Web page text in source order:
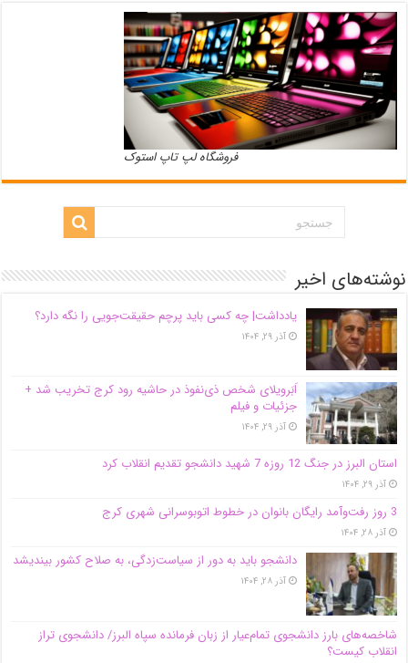
فروشگاه لپ تاپ استوک
نوشته‌های اخیر
یادداشت| ‌چه کسی باید پرچم حقیقت‌جویی را نگه دارد؟
آذر ۲۹, ۱۴۰۴
اَبَر‌ویلای شخص ذی‌نفوذ در حاشیه‌ رود کرج تخریب شد +
جزئیات و فیلم
آذر ۲۹, ۱۴۰۴
استان البرز در جنگ 12 روزه 7 شهید دانشجو تقدیم انقلاب کرد
آذر ۲۹, ۱۴۰۴
3 روز رفت‌وآمد رایگان بانوان در خطوط اتوبوسرانی شهری کرج
آذر ۲۸, ۱۴۰۴
دانشجو باید به دور از سیاست‌زدگی، به صلاح کشور بیندیشد
آذر ۲۸, ۱۴۰۴
شاخصه‌های بارز دانشجوی تمام‌عیار از زبان فرمانده سپاه البرز/ دانشجوی تراز
انقلاب کیست؟